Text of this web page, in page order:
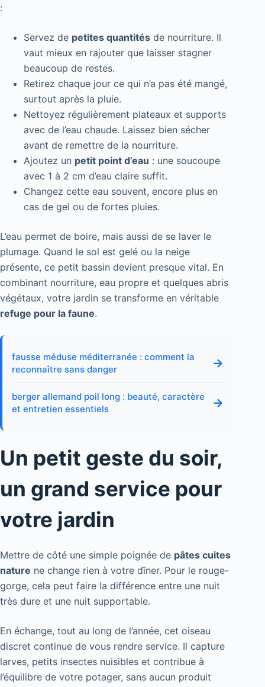
:
Servez de petites quantités de nourriture. Il
vaut mieux en rajouter que laisser stagner
beaucoup de restes.
Retirez chaque jour ce qui n’a pas été mangé,
surtout après la pluie.
Nettoyez régulièrement plateaux et supports
avec de l’eau chaude. Laissez bien sécher
avant de remettre de la nourriture.
Ajoutez un petit point d’eau : une soucoupe
avec 1 à 2 cm d’eau claire suffit.
Changez cette eau souvent, encore plus en
cas de gel ou de fortes pluies.
L’eau permet de boire, mais aussi de se laver le
plumage. Quand le sol est gelé ou la neige
présente, ce petit bassin devient presque vital. En
combinant nourriture, eau propre et quelques abris
végétaux, votre jardin se transforme en véritable
refuge pour la faune.
fausse méduse méditerranée : comment la
reconnaître sans danger
→
berger allemand poil long : beauté, caractère
et entretien essentiels
→
Un petit geste du soir,
un grand service pour
votre jardin
Mettre de côté une simple poignée de pâtes cuites
nature ne change rien à votre dîner. Pour le rouge-
gorge, cela peut faire la différence entre une nuit
très dure et une nuit supportable.
En échange, tout au long de l’année, cet oiseau
discret continue de vous rendre service. Il capture
larves, petits insectes nuisibles et contribue à
l’équilibre de votre potager, sans aucun produit